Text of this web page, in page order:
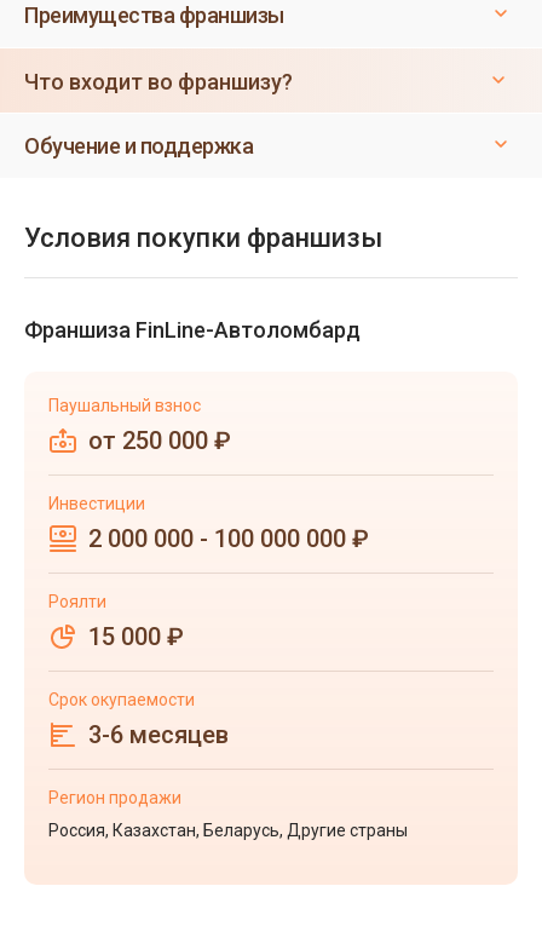
Преимущества франшизы
Что входит во франшизу?
Обучение и поддержка
Условия покупки франшизы
Франшиза FinLine-Автоломбард
Паушальный взнос
от 250 000 ₽
Инвестиции
2 000 000 - 100 000 000 ₽
Роялти
15 000 ₽
Срок окупаемости
3-6 месяцев
Регион продажи
Россия, Казахстан, Беларусь, Другие страны